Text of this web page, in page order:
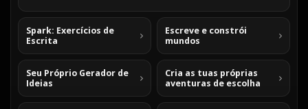
Spark: Exercícios de
Escrita
Escreve e constrói
mundos
Seu Próprio Gerador de
Ideias
Cria as tuas próprias
aventuras de escolha